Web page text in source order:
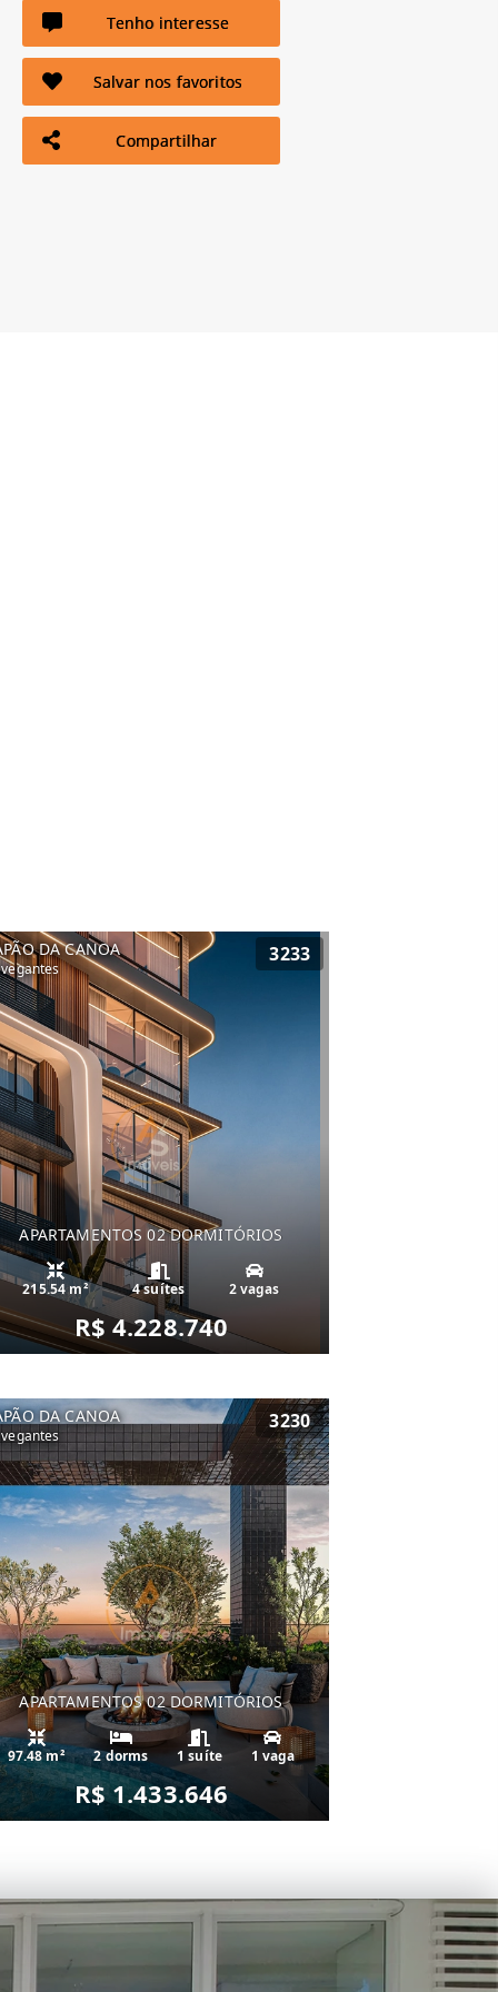
Tenho interesse
Salvar nos favoritos
Compartilhar
DA CANOA 3233
APARTAMENTOS 02 DORMITÓRIOS
215.54 m² 4 suítes 2 vagas
R$ 4.228.740
DA CANOA 3230
APARTAMENTOS 02 DORMITÓRIOS
97.48 m² 2 dorms 1 suíte 1 vaga
R$ 1.433.646